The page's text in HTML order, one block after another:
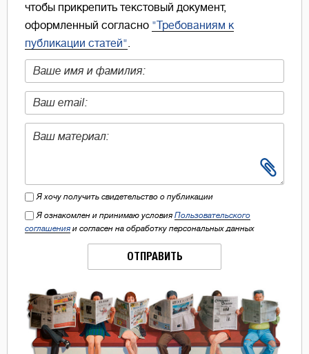
чтобы прикрепить текстовый документ,
оформленный согласно "Требованиям к
публикации статей".
Я хочу получить свидетельство о публикации
Я ознакомлен и принимаю условия Пользовательского
соглашения и согласен на обработку персональных данных
ОТПРАВИТЬ